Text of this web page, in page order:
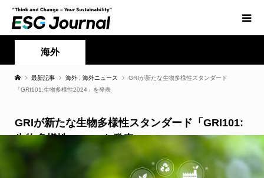
海外
最新記事 海外 海外ニュース
GRIが新たな生物多様性スタンダード
「GRI101:生物多様性2024」を発表
GRIが新たな生物多様性スタンダード「GRI101:
生物多様性2024」を発表